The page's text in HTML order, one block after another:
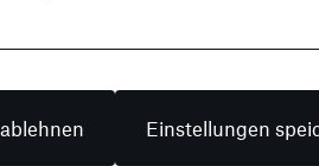
erfahren Sie
Einstellungen